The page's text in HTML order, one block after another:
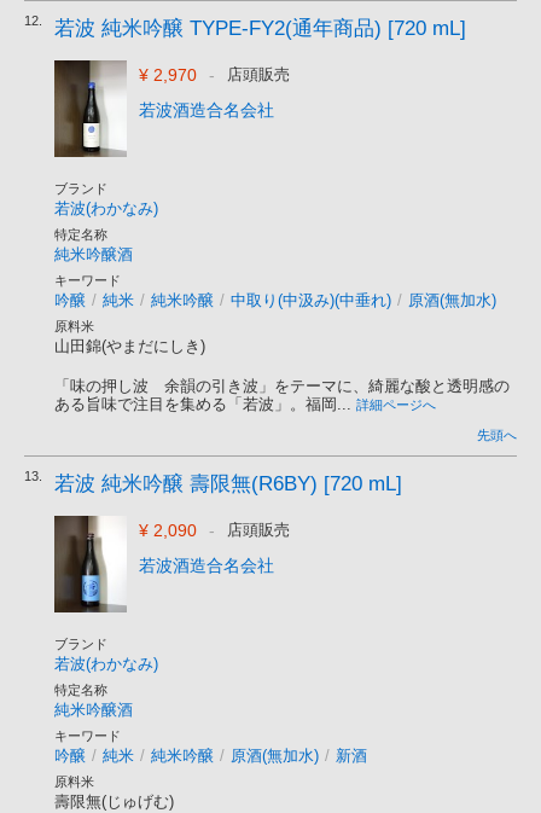
12. 若波 純米吟醸 TYPE-FY2(通年商品) [720 mL]
¥ 2,970 - 店頭販売
若波酒造合名会社
ブランド
若波(わかなみ)
特定名称
純米吟醸酒
キーワード
吟醸 / 純米 / 純米吟醸 / 中取り(中汲み)(中垂れ) / 原酒(無加水)
原料米
山田錦(やまだにしき)
「味の押し波 余韻の引き波」をテーマに、綺麗な酸と透明感の
ある旨味で注目を集める「若波」。福岡... 詳細ページへ
先頭へ
13. 若波 純米吟醸 壽限無(R6BY) [720 mL]
¥ 2,090 - 店頭販売
若波酒造合名会社
ブランド
若波(わかなみ)
特定名称
純米吟醸酒
キーワード
吟醸 / 純米 / 純米吟醸 / 原酒(無加水) / 新酒
原料米
壽限無(じゅげむ)